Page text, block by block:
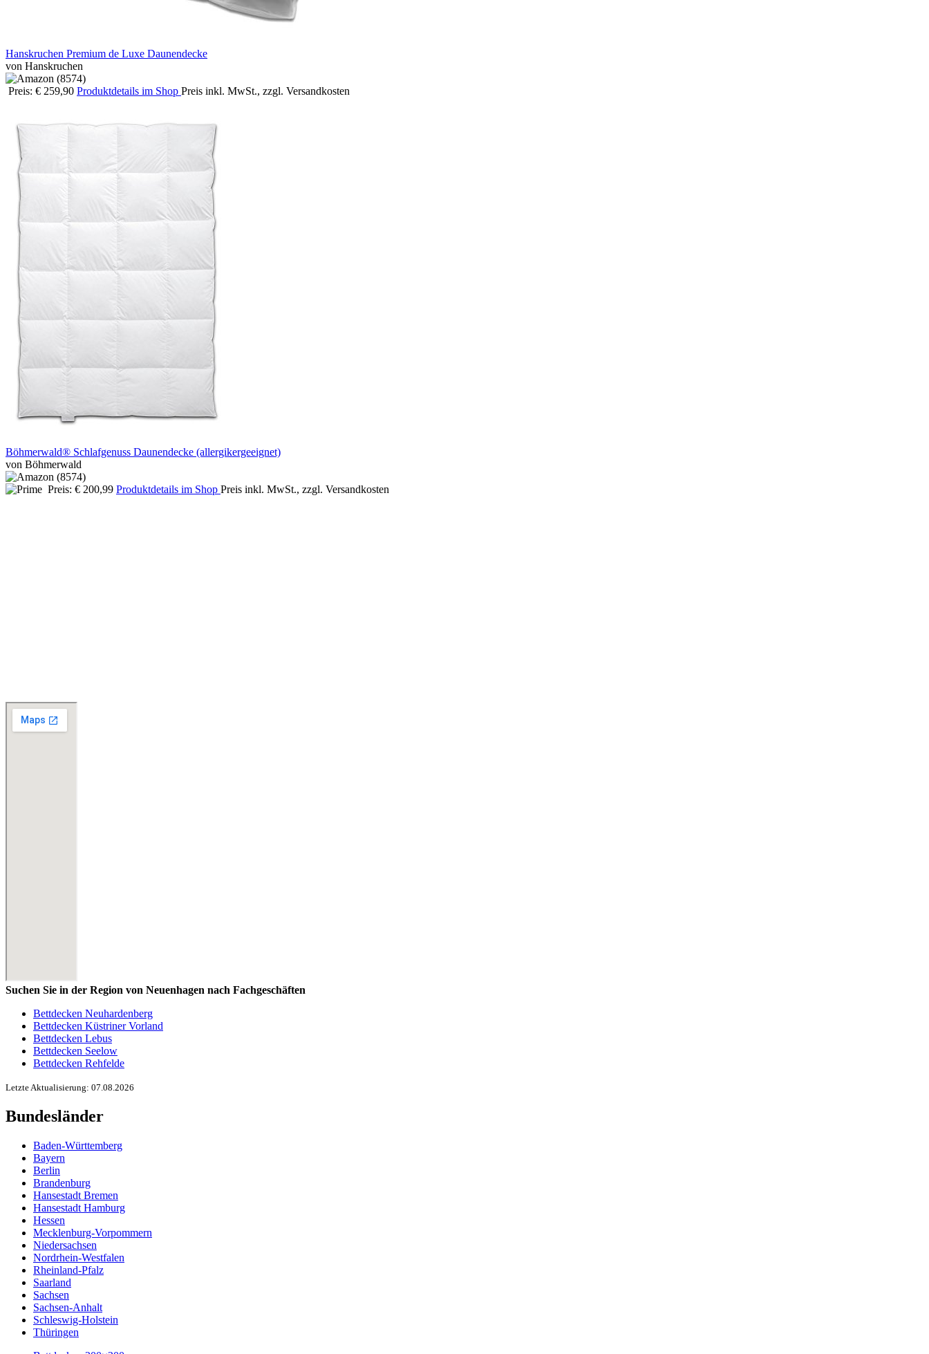
Hanskruchen Premium de Luxe Daunendecke
von Hanskruchen
Preis: € 259,90 Produktdetails im Shop Preis inkl. MwSt., zzgl. Versandkosten
Böhmerwald® Schlafgenuss Daunendecke (allergikergeeignet)
von Böhmerwald
Preis: € 200,99 Produktdetails im Shop Preis inkl. MwSt., zzgl. Versandkosten
Suchen Sie in der Region von Neuenhagen nach Fachgeschäften
Bettdecken Neuhardenberg
Bettdecken Küstriner Vorland
Bettdecken Lebus
Bettdecken Seelow
Bettdecken Rehfelde
Letzte Aktualisierung: 07.08.2026
Bundesländer
Baden-Württemberg
Bayern
Berlin
Brandenburg
Hansestadt Bremen
Hansestadt Hamburg
Hessen
Mecklenburg-Vorpommern
Niedersachsen
Nordrhein-Westfalen
Rheinland-Pfalz
Saarland
Sachsen
Sachsen-Anhalt
Schleswig-Holstein
Thüringen